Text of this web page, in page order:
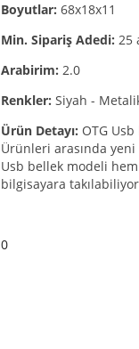
Boyutlar: 68x18x11
Min. Sipariş Adedi: 25
Arabirim: 2.0
Renkler: Siyah -
Ürün Detayı: OTG
Ürünleri arasında
Usb bellek modeli
bilgisayara
0